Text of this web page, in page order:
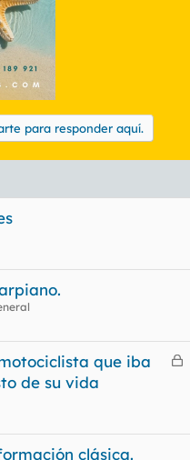
para responder aquí.
C
a
que iba
de su vida
clásica.